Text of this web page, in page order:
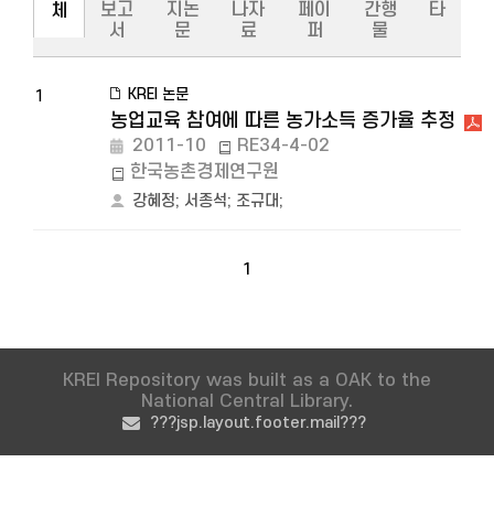
체
보고
서
지논
문
나자
료
페이
퍼
간행
물
타
1 KREI 논문
농업교육 참여에 따른 농가소득 증가율 추정
2011-10
RE34-4-02
한국농촌경제연구원
강혜정; 서종석; 조규대;
1
KREI Repository was built as a OAK to the
National Central Library.
???jsp.layout.footer.mail???